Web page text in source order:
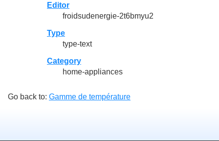
Editor
froidsudenergie-2t6bmyu2
Type
type-text
Category
home-appliances
Go back to: Gamme de température